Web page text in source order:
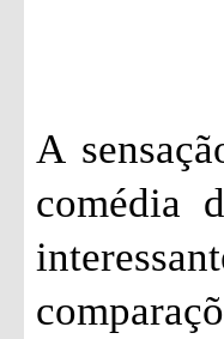
A
comédia